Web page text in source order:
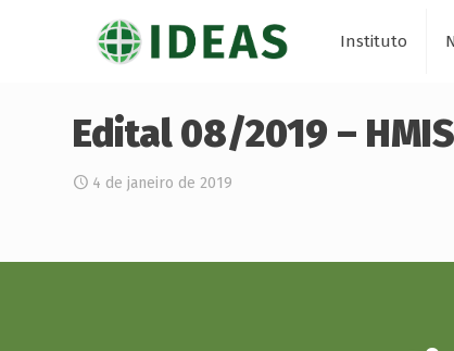
Instituto
Edital 08/2019 –
4 de janeiro de 2019